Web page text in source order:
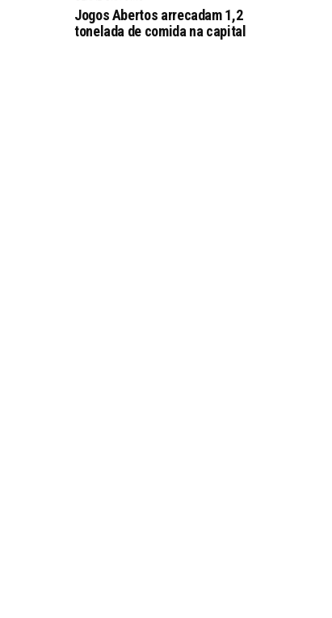
Jogos Abertos arrecadam 1,2
tonelada de comida na capital